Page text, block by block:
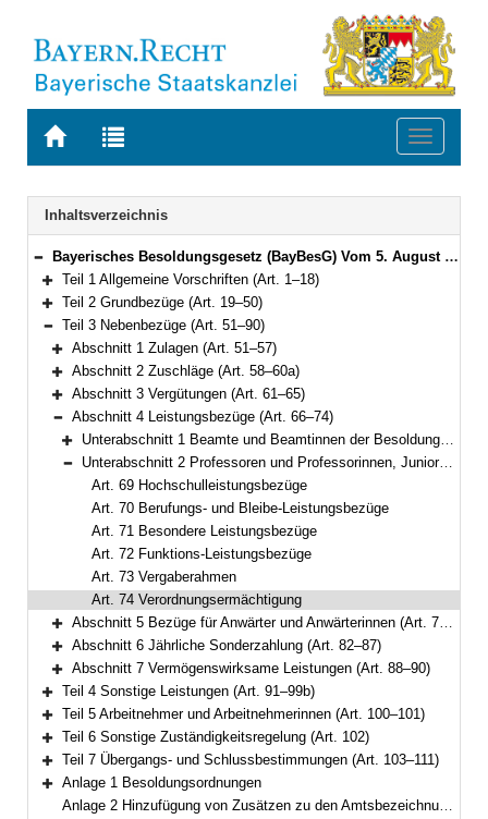
Zur
BAYERN.RECHT
Zur
letzten
Suche
Toggle
Navigation
Inhaltsverzeichnis
Bereich reduzieren
Bayerisches Besoldungsgesetz (BayBesG) Vom 5. August 2010 (GVBl. S. 410, 764) BayRS 2032-1-1-F (Art. 1–111)
Bereich erweitern
Teil 1 Allgemeine Vorschriften (Art. 1–18)
Bereich erweitern
Teil 2 Grundbezüge (Art. 19–50)
Bereich reduzieren
Teil 3 Nebenbezüge (Art. 51–90)
Bereich erweitern
Abschnitt 1 Zulagen (Art. 51–57)
Bereich erweitern
Abschnitt 2 Zuschläge (Art. 58–60a)
Bereich erweitern
Abschnitt 3 Vergütungen (Art. 61–65)
Bereich reduzieren
Abschnitt 4 Leistungsbezüge (Art. 66–74)
Bereich erweitern
Unterabschnitt 1 Beamte und Beamtinnen der Besoldungsordnungen A und B (Art. 66–68)
Bereich reduzieren
Unterabschnitt 2 Professoren und Professorinnen, Juniorprofessoren und Juniorprofessorinnen, Nachwuchsprofessoren und Nachwuchsprofessorinnen sowie hauptberufliche Mitglieder von Hochschulleitungen (Art. 69–74)
Art. 69 Hochschulleistungsbezüge
Art. 70 Berufungs- und Bleibe-Leistungsbezüge
Art. 71 Besondere Leistungsbezüge
Art. 72 Funktions-Leistungsbezüge
Art. 73 Vergaberahmen
Art. 74 Verordnungsermächtigung
Bereich erweitern
Abschnitt 5 Bezüge für Anwärter und Anwärterinnen (Art. 75–81)
Bereich erweitern
Abschnitt 6 Jährliche Sonderzahlung (Art. 82–87)
Bereich erweitern
Abschnitt 7 Vermögenswirksame Leistungen (Art. 88–90)
Bereich erweitern
Teil 4 Sonstige Leistungen (Art. 91–99b)
Bereich erweitern
Teil 5 Arbeitnehmer und Arbeitnehmerinnen (Art. 100–101)
Bereich erweitern
Teil 6 Sonstige Zuständigkeitsregelung (Art. 102)
Bereich erweitern
Teil 7 Übergangs- und Schlussbestimmungen (Art. 103–111)
Bereich erweitern
Anlage 1 Besoldungsordnungen
Anlage 2 Hinzufügung von Zusätzen zu den Amtsbezeichnungen